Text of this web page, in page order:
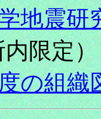
地震研
内限定）
の組織